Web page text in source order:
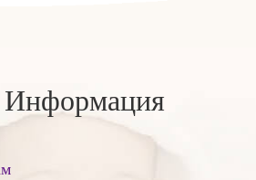
Информация